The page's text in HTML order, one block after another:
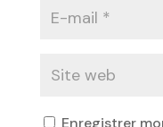
Enregistrer